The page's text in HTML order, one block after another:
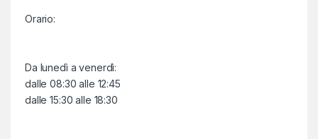
Orario:
Da lunedì a venerdì:
dalle 08:30 alle 12:45
dalle 15:30 alle 18:30